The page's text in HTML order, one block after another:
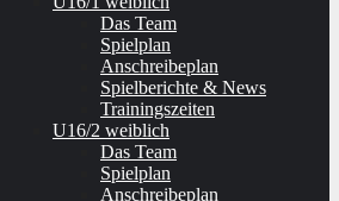
Das Team
Spielplan
Anschreibeplan
Spielberichte & News
Trainingszeiten
U16/2 weiblich
Das Team
Spielplan
Anschreibeplan